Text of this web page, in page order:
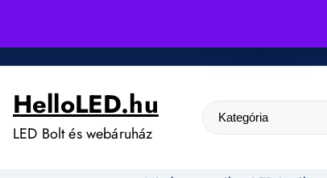
i
HelloLED.hu
LED Bolt és webáruház